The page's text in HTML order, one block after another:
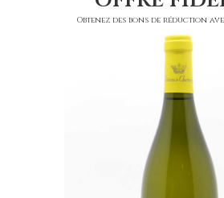
Obtenez des bons de réduction